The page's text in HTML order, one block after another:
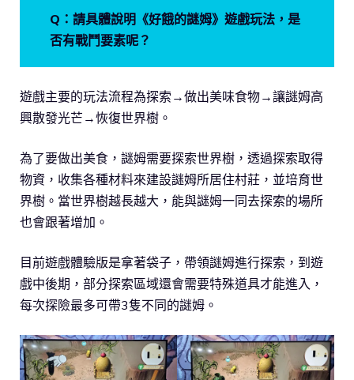
Q：請具體說明 《好餓的謎姆》 遊戲玩法，是
否有戰鬥要素呢？
遊戲主要的玩法流程為探索→做出美味食物→讓謎姆高
興散發光芒→恢復世界樹。
為了要做出美食，謎姆需要探索世界樹，透過探索取得
物資，收集各種材料來建設謎姆所居住村莊，並培育世
界樹。當世界樹越長越大，能與謎姆一同去探索的場所
也會跟著增加。
目前遊戲體驗版是拿著袋子，帶領謎姆進行探索，到遊
戲中後期，部分探索區域還會需要特殊道具才能進入，
每次探險最多可帶3隻不同的謎姆。